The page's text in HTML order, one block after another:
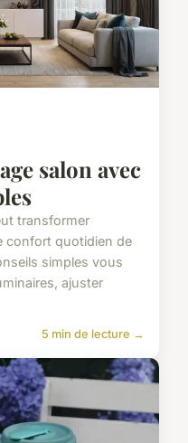
salon avec
transformer
confort quotidien de
simples vous
ajuster
5 min de lecture →